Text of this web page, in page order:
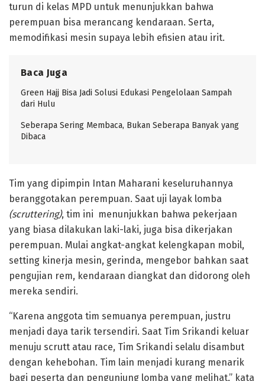
turun di kelas MPD untuk menunjukkan bahwa
perempuan bisa merancang kendaraan. Serta,
memodifikasi mesin supaya lebih efisien atau irit.
Baca Juga
Green Hajj Bisa Jadi Solusi Edukasi Pengelolaan Sampah
dari Hulu
Seberapa Sering Membaca, Bukan Seberapa Banyak yang
Dibaca
Tim yang dipimpin Intan Maharani keseluruhannya
beranggotakan perempuan. Saat uji layak lomba
(scruttering), tim ini menunjukkan bahwa pekerjaan
yang biasa dilakukan laki-laki, juga bisa dikerjakan
perempuan. Mulai angkat-angkat kelengkapan mobil,
setting kinerja mesin, gerinda, mengebor bahkan saat
pengujian rem, kendaraan diangkat dan didorong oleh
mereka sendiri.
“Karena anggota tim semuanya perempuan, justru
menjadi daya tarik tersendiri. Saat Tim Srikandi keluar
menuju scrutt atau race, Tim Srikandi selalu disambut
dengan kehebohan. Tim lain menjadi kurang menarik
bagi peserta dan pengunjung lomba yang melihat,” kata